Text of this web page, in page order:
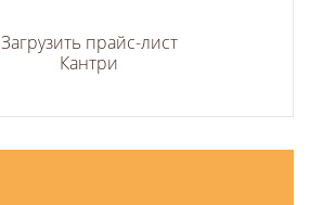
Загрузить прайс-лист
Кантри